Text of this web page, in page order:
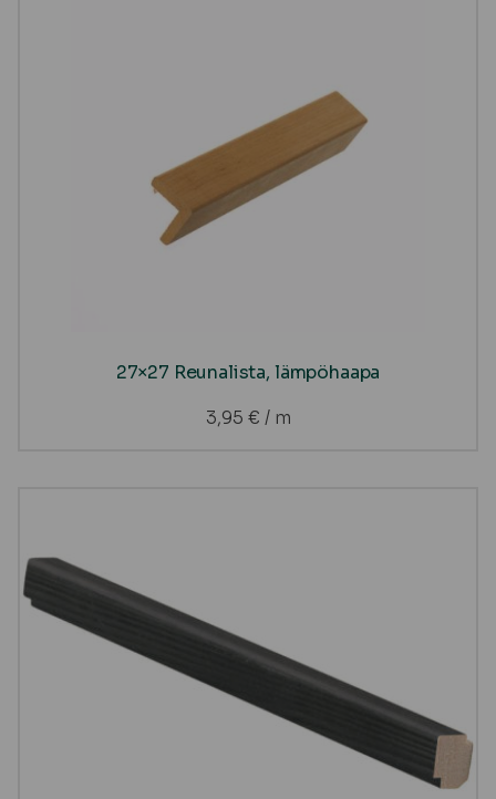
27×27 Reunalista, lämpöhaapa
3,95 € / m